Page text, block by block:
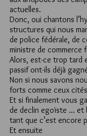
actuelles.
Donc, oui chantons
structures qui nous
de police fédérale, de
ministre de commerce
Alors, est-ce trop tard
passif ont-ils déjà
Non si nous savons
forts comme ceux
Et si finalement vous
de declin egoïste … et
tant que c’est encore
Et ensuite